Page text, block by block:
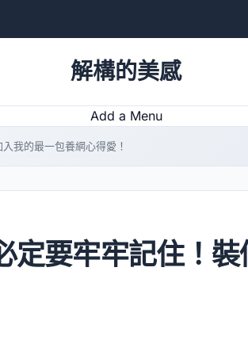
解構的美感
Add a Menu
我的最一包養網心得愛！
定要牢牢記住！